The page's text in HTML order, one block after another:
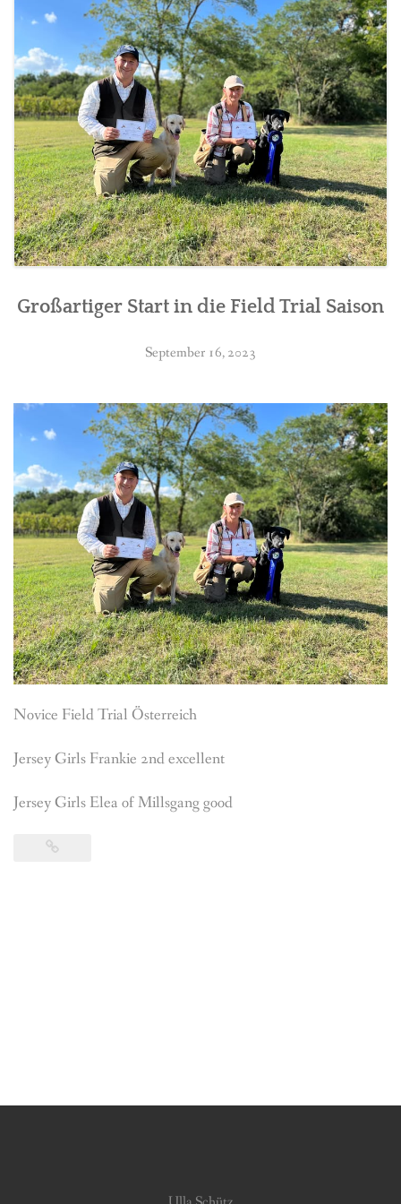
CONTACT
Großartiger Start in die Field Trial Saison
September 16, 2023
Novice Field Trial Österreich
Jersey Girls Frankie 2nd excellent
Jersey Girls Elea of Millsgang good